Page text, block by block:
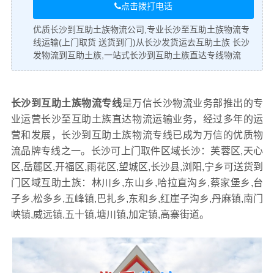
点击拨打电话
优质长沙到互助土族物流公司,专业长沙至互助土族物流专
线运输(上门取货 送货到门)从长沙发货运去互助土族 长沙
发物流到互助土族,一站式长沙到互助土族直达专线物流
长沙到互助土族物流专线是万信长沙物流业务部推出的专
业运营长沙至互助土族直达物流运输业务，经过多年的运
营和发展，长沙到互助土族物流专线已成为万信的优质物
流品牌专线之一。长沙可上门取件区域长沙：芙蓉区,天心
区,岳麓区,开福区,雨花区,望城区,长沙县,浏阳,宁乡可送货到
门区域互助土族：林川乡,东山乡,哈拉直沟乡,蔡家堡乡,台
子乡,松多乡,五峰镇,巴扎乡,东和乡,红崖子沟乡,丹麻镇,南门
峡镇,威远镇,五十镇,塘川镇,加定镇,高寨街道。